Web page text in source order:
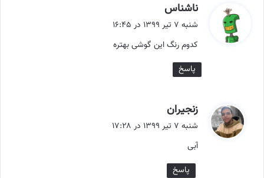
ناشناس
:
شنبه ۷ تیر ۱۳۹۹ در ۱۶:۴۵
کدوم رنگ این گوشی بهتره
پاسخ
زنجیران
شنبه ۷ تیر ۱۳۹۹ در ۱۷:۲۸
آبی
پاسخ